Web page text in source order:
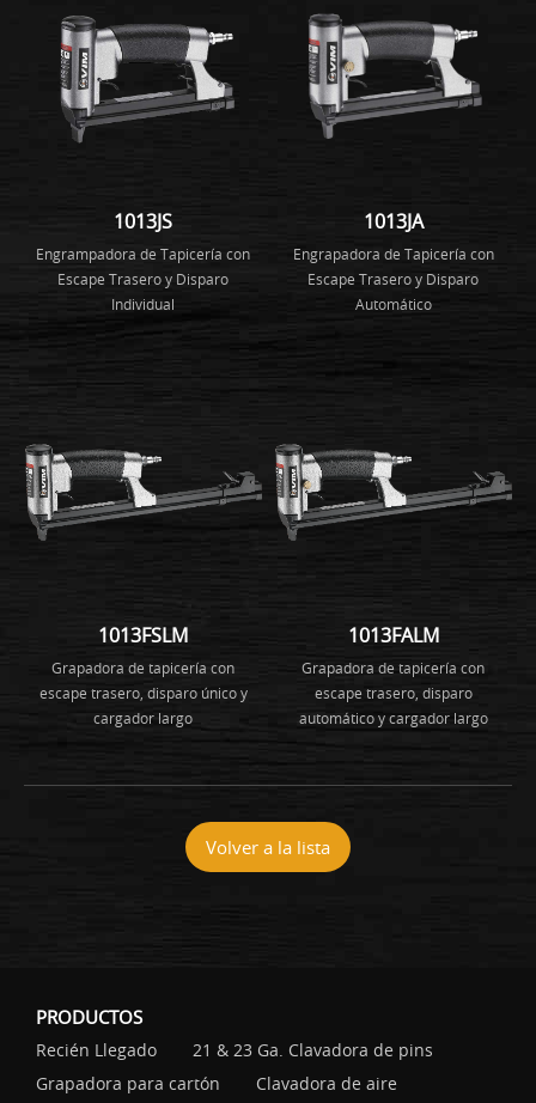
1013JS
Engrampadora de Tapicería con
Escape Trasero y Disparo
Individual
1013JA
Engrapadora de Tapicería con
Escape Trasero y Disparo
Automático
1013FSLM
Grapadora de tapicería con
escape trasero, disparo único y
cargador largo
1013FALM
Grapadora de tapicería con
escape trasero, disparo
automático y cargador largo
Volver a la lista
PRODUCTOS
Recién Llegado
21 & 23 Ga. Clavadora de pins
Grapadora para cartón
Clavadora de aire